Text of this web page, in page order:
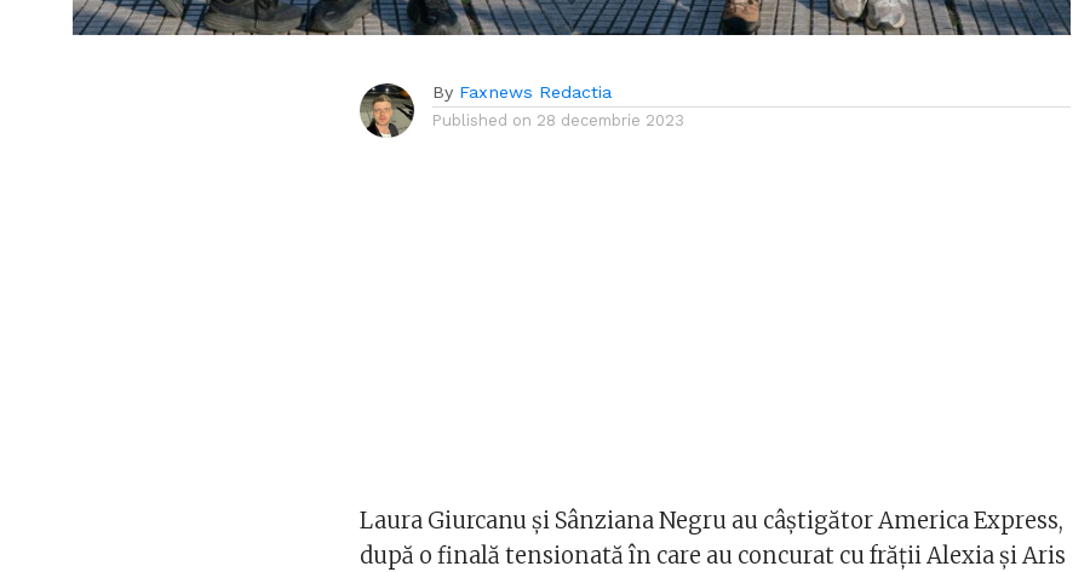
By Faxnews Redactia
Published on 28 decembrie 2023
Laura Giurcanu și Sânziana Negru au câștigător America Express,
după o finală tensionată în care au concurat cu frății Alexia și Aris